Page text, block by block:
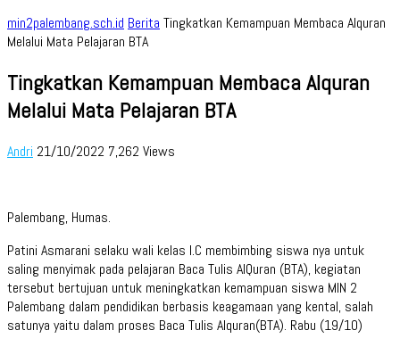
min2palembang.sch.id Berita Tingkatkan Kemampuan Membaca Alquran
Melalui Mata Pelajaran BTA
Tingkatkan Kemampuan Membaca Alquran
Melalui Mata Pelajaran BTA
Andri 21/10/2022 7,262 Views
Palembang, Humas.
Patini Asmarani selaku wali kelas I.C membimbing siswa nya untuk
saling menyimak pada pelajaran Baca Tulis AlQuran (BTA), kegiatan
tersebut bertujuan untuk meningkatkan kemampuan siswa MIN 2
Palembang dalam pendidikan berbasis keagamaan yang kental, salah
satunya yaitu dalam proses Baca Tulis Alquran(BTA). Rabu (19/10)